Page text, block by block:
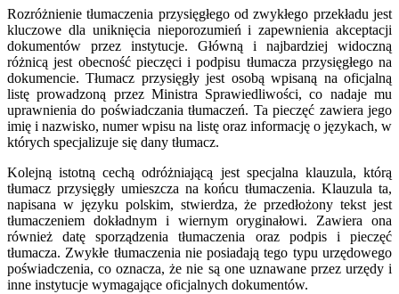
Rozróżnienie tłumaczenia przysięgłego od zwykłego przekładu jest
kluczowe dla uniknięcia nieporozumień i zapewnienia akceptacji
dokumentów przez instytucje. Główną i najbardziej widoczną
różnicą jest obecność pieczęci i podpisu tłumacza przysięgłego na
dokumencie. Tłumacz przysięgły jest osobą wpisaną na oficjalną
listę prowadzoną przez Ministra Sprawiedliwości, co nadaje mu
uprawnienia do poświadczania tłumaczeń. Ta pieczęć zawiera jego
imię i nazwisko, numer wpisu na listę oraz informację o językach, w
których specjalizuje się dany tłumacz.
Kolejną istotną cechą odróżniającą jest specjalna klauzula, którą
tłumacz przysięgły umieszcza na końcu tłumaczenia. Klauzula ta,
napisana w języku polskim, stwierdza, że przedłożony tekst jest
tłumaczeniem dokładnym i wiernym oryginałowi. Zawiera ona
również datę sporządzenia tłumaczenia oraz podpis i pieczęć
tłumacza. Zwykłe tłumaczenia nie posiadają tego typu urzędowego
poświadczenia, co oznacza, że nie są one uznawane przez urzędy i
inne instytucje wymagające oficjalnych dokumentów.